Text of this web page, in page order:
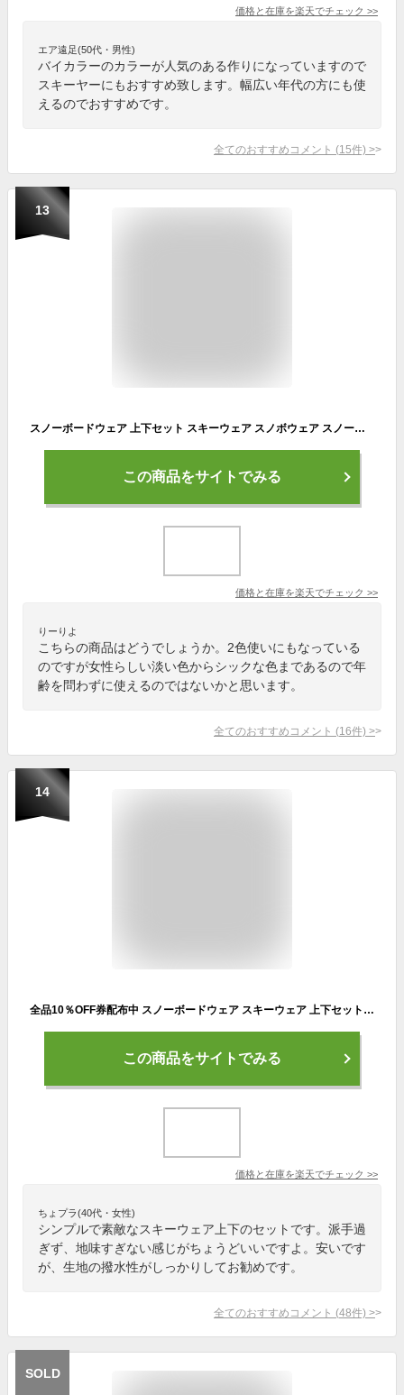
価格と在庫を楽天でチェック >>
エア遠足(50代・男性)
バイカラーのカラーが人気のある作りになっていますので
スキーヤーにもおすすめ致します。幅広い年代の方にも使
えるのでおすすめです。
全てのおすすめコメント (15件) >
13
スノーボードウェア 上下セット スキーウェア スノボウェア スノーウェア スノーボード ウェア スノボ ボード スキー ウエア セット オーバーサイズ 大きいサイズ レディース 北海道 札幌 送料無料 DLITE ディライト
この商品をサイトでみる
価格と在庫を楽天でチェック >>
りーりよ
こちらの商品はどうでしょうか。2色使いにもなっている
のですが女性らしい淡い色からシックな色まであるので年
齢を問わずに使えるのではないかと思います。
全てのおすすめコメント (16件) >
14
全品10％OFF券配布中 スノーボードウェア スキーウェア 上下セット レディース パンツ ジャケット ボード ウェア スノボ ウェア ウェア スノー ウェア ウエア おしゃれ かわいい 上 下 スノーボード スキー アウトドア 保温 中綿 撥水 防風 防寒 着 耐水 ISET-510 【LDY】
この商品をサイトでみる
価格と在庫を楽天でチェック >>
ちょプラ(40代・女性)
シンプルで素敵なスキーウェア上下のセットです。派手過
ぎず、地味すぎない感じがちょうどいいですよ。安いです
が、生地の撥水性がしっかりしてお勧めです。
全てのおすすめコメント (48件) >
SOLD